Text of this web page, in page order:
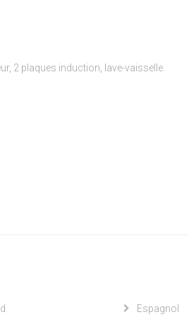
2 plaques induction, lave-vaisselle.
Espagnol